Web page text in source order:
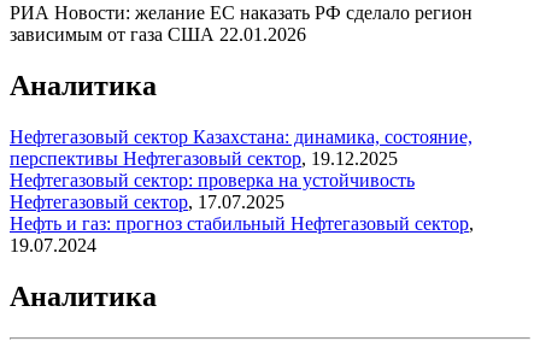
РИА Новости: желание ЕС наказать РФ сделало регион
зависимым от газа США 22.01.2026
Аналитика
Нефтегазовый сектор Казахстана: динамика, состояние,
перспективы Нефтегазовый сектор, 19.12.2025
Нефтегазовый сектор: проверка на устойчивость
Нефтегазовый сектор, 17.07.2025
Нефть и газ: прогноз стабильный Нефтегазовый сектор,
19.07.2024
Аналитика